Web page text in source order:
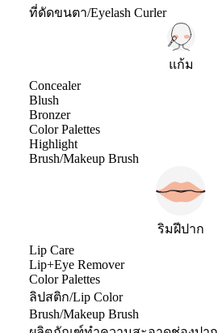
ที่ดัดขนตา/Eyelash Curler
แก้ม
Concealer
Blush
Bronzer
Color Palettes
Highlight
Brush/Makeup Brush
ริมฝีปาก
Lip Care
Lip+Eye Remover
Color Palettes
ลิปสติก/Lip Color
Brush/Makeup Brush